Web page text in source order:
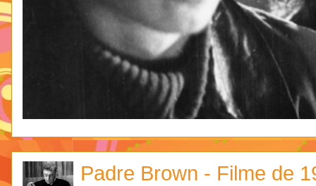
Padre Brown - Filme de